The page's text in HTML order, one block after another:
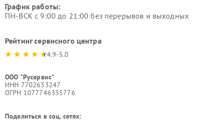
График работы:
ПН-ВСК с 9:00 до 21:00 без перерывов и выходных
Рейтинг сервисного центра
4.9-5.0
ООО "Русервис"
ИНН 7702633247
ОГРН 1077746335776
Поделиться в соц. сетях: